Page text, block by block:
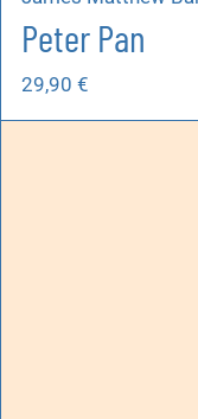
Peter Pan
29,90 €